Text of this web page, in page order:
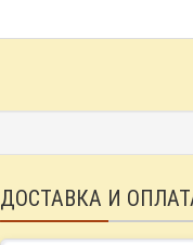
ДОСТАВКА И